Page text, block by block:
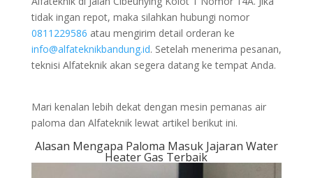
tidak ingan repot, maka silahkan hubungi nomor
0811229586 atau mengirim detail orderan ke
info@alfateknikbandung.id. Setelah menerima pesanan,
teknisi Alfateknik akan segera datang ke tempat Anda.
Mari kenalan lebih dekat dengan mesin pemanas air
paloma dan Alfateknik lewat artikel berikut ini.
Alasan Mengapa Paloma Masuk Jajaran Water
Heater Gas Terbaik